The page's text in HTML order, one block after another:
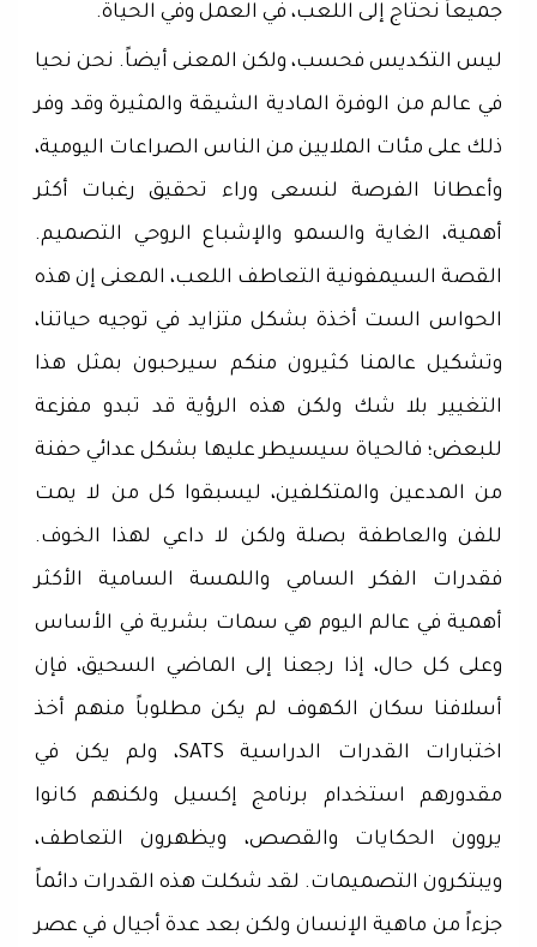
جميعاً نحتاج إلى اللعب، في العمل وفي الحياة.
ليس التكديس فحسب، ولكن المعنى أيضاً. نحن نحيا
في عالم من الوفرة المادية الشيقة والمثيرة وقد وفر
ذلك على مئات الملايين من الناس الصراعات اليومية،
وأعطانا الفرصة لنسعى وراء تحقيق رغبات أكثر
أهمية، الغاية والسمو والإشباع الروحي التصميم.
القصة السيمفونية التعاطف اللعب، المعنى إن هذه
الحواس الست أخذة بشكل متزايد في توجيه حياتنا،
وتشكيل عالمنا كثيرون منكم سيرحبون بمثل هذا
التغيير بلا شك ولكن هذه الرؤية قد تبدو مفزعة
للبعض؛ فالحياة سيسيطر عليها بشكل عدائي حفنة
من المدعين والمتكلفين، ليسبقوا كل من لا يمت
للفن والعاطفة بصلة ولكن لا داعي لهذا الخوف.
فقدرات الفكر السامي واللمسة السامية الأكثر
أهمية في عالم اليوم هي سمات بشرية في الأساس
وعلى كل حال، إذا رجعنا إلى الماضي السحيق، فإن
أسلافنا سكان الكهوف لم يكن مطلوباً منهم أخذ
اختبارات القدرات الدراسية SATS، ولم يكن في
مقدورهم استخدام برنامج إكسيل ولكنهم كانوا
يروون الحكايات والقصص، ويظهرون التعاطف،
ويبتكرون التصميمات. لقد شكلت هذه القدرات دائماً
جزءاً من ماهية الإنسان ولكن بعد عدة أجيال في عصر